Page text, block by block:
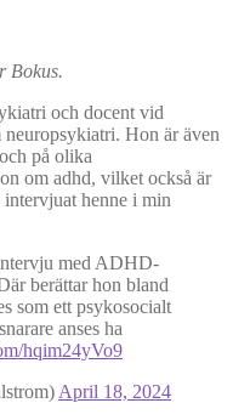
Bokus.
och docent vid
Hon är även
på olika
om adhd, vilket också är
henne i min
med ADHD-
berättar hon bland
som ett psykosocialt
anses ha
hqim24yVo9
April 18, 2024